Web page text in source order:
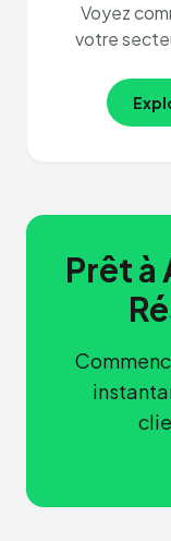
Voyez
votre
Prêt à